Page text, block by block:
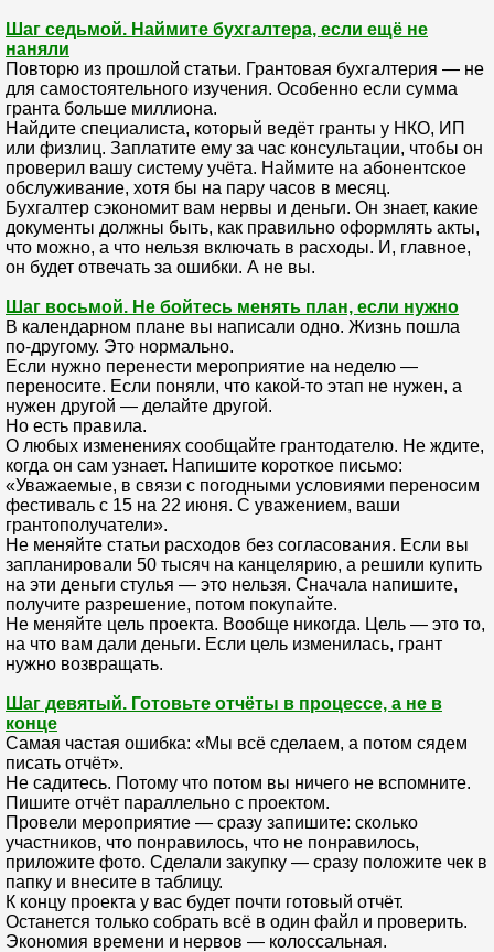
Шаг седьмой. Наймите бухгалтера, если ещё не
наняли
Повторю из прошлой статьи. Грантовая бухгалтерия — не
для самостоятельного изучения. Особенно если сумма
гранта больше миллиона.
Найдите специалиста, который ведёт гранты у НКО, ИП
или физлиц. Заплатите ему за час консультации, чтобы он
проверил вашу систему учёта. Наймите на абонентское
обслуживание, хотя бы на пару часов в месяц.
Бухгалтер сэкономит вам нервы и деньги. Он знает, какие
документы должны быть, как правильно оформлять акты,
что можно, а что нельзя включать в расходы. И, главное,
он будет отвечать за ошибки. А не вы.
Шаг восьмой. Не бойтесь менять план, если нужно
В календарном плане вы написали одно. Жизнь пошла
по-другому. Это нормально.
Если нужно перенести мероприятие на неделю —
переносите. Если поняли, что какой-то этап не нужен, а
нужен другой — делайте другой.
Но есть правила.
О любых изменениях сообщайте грантодателю. Не ждите,
когда он сам узнает. Напишите короткое письмо:
«Уважаемые, в связи с погодными условиями переносим
фестиваль с 15 на 22 июня. С уважением, ваши
грантополучатели».
Не меняйте статьи расходов без согласования. Если вы
запланировали 50 тысяч на канцелярию, а решили купить
на эти деньги стулья — это нельзя. Сначала напишите,
получите разрешение, потом покупайте.
Не меняйте цель проекта. Вообще никогда. Цель — это то,
на что вам дали деньги. Если цель изменилась, грант
нужно возвращать.
Шаг девятый. Готовьте отчёты в процессе, а не в
конце
Самая частая ошибка: «Мы всё сделаем, а потом сядем
писать отчёт».
Не садитесь. Потому что потом вы ничего не вспомните.
Пишите отчёт параллельно с проектом.
Провели мероприятие — сразу запишите: сколько
участников, что понравилось, что не понравилось,
приложите фото. Сделали закупку — сразу положите чек в
папку и внесите в таблицу.
К концу проекта у вас будет почти готовый отчёт.
Останется только собрать всё в один файл и проверить.
Экономия времени и нервов — колоссальная.